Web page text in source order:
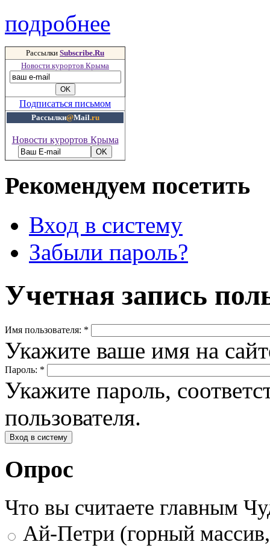
подробнее
Рассылки Subscribe.Ru
Новости курортов Крыма
Подписаться письмом
Рассылки@Mail.ru
Новости курортов Крыма
Рекомендуем посетить
Вход в систему
Забыли пароль?
Учетная запись
Имя пользователя: *
Укажите ваше имя на
Пароль: *
Укажите пароль,
пользователя.
Опрос
Что вы считаете главным
Ай-Петри (горный